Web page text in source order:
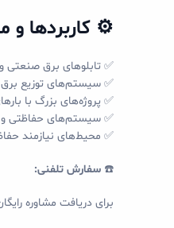
⚙️ کاربردها و
✅ تابلوهای برق صنعتی
✅ سیستم‌های توزیع برق
✅ پروژه‌های بزرگ با
✅ سیستم‌های حفاظتی و
✅ محیط‌های نیازمند
☎️ سفارش تلفنی:
برای دریافت مشاوره